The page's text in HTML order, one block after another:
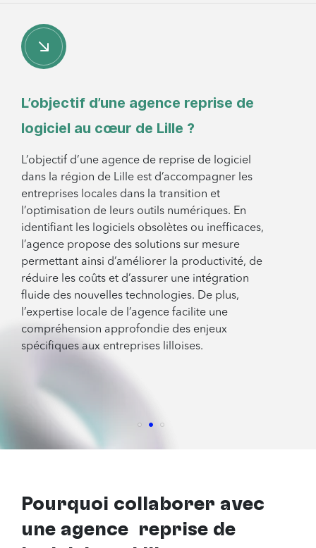
L’objectif d’une agence reprise de
logiciel au cœur de Lille ?
L’objectif d’une agence de reprise de logiciel
dans la région de Lille est d’accompagner les
entreprises locales dans la transition et
l’optimisation de leurs outils numériques. En
identifiant les logiciels obsolètes ou inefficaces,
l’agence propose des solutions sur mesure
permettant ainsi d’améliorer la productivité, de
réduire les coûts et d’assurer une intégration
fluide des nouvelles technologies. De plus,
l’expertise locale de l’agence facilite une
compréhension approfondie des enjeux
spécifiques aux entreprises lilloises.
Pourquoi collaborer avec
une agence reprise de